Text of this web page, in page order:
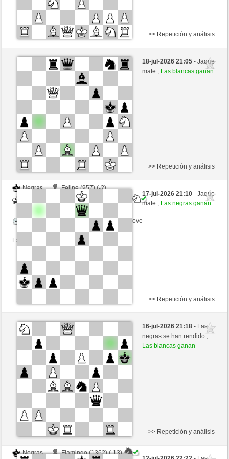
Negras
marcelobobi (1200) (-19)
congcomayo (1449) (+6)
Tiempo: 10 minutes/side + 8 seconds/move
>> Repetición y análisis
18-jul-2026 21:05- Jaque
mate , Las blancas ganan
Negras
Feline (957) (-2)
congcomayo (1447) (+2)
Tiempo: 10 minutes/side + 8 seconds/move
Esta partida es por puntos
>> Repetición y análisis
17-jul-2026 21:10- Jaque
mate , Las negras ganan
Blancas
Stockfish AI nivel 4
Negras
congcomayo (1444)
>> Repetición y análisis
16-jul-2026 21:18- Las
negras se han rendido ,
Las blancas ganan
Negras
Flamingo (1362) (-13)
>> Repetición y análisis